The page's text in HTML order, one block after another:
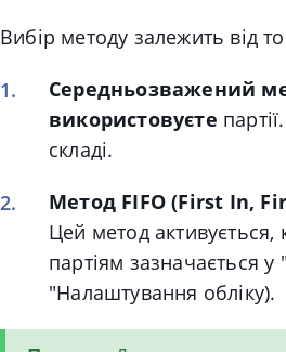
Вибір методу залежить від
Середньозважений
використовуєте
складі.
Метод FIFO (First In,
Цей метод активується,
партіям зазначається
"Налаштування обліку).